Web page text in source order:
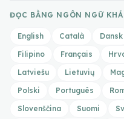
ĐỌC BẰNG NGÔN NGỮ
English Català Dansk
Filipino
Français
Latviešu
Lietuvių
Polski
Português
Slovenščina
Suomi